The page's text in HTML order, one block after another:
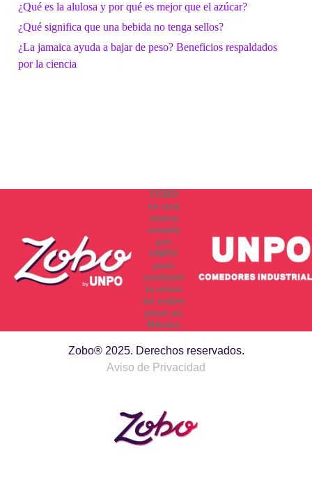
¿Qué es la alulosa y por qué es mejor que el azúcar?
¿Qué significa que una bebida no tenga sellos?
¿La jamaica ayuda a bajar de peso? Beneficios respaldados
por la ciencia
ZOBO
es una
marca
creada
por
UNPO
para
combatir
la crisis
de sobre
peso en
México
Zobo® 2025. Derechos reservados.
Aviso de Privacidad